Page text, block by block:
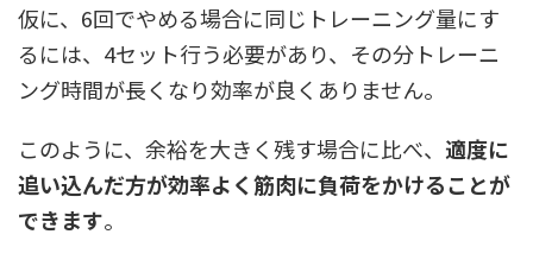
仮に、6回でやめる場合に同じトレーニング量にす
るには、4セット行う必要があり、その分トレーニ
ング時間が長くなり効率が良くありません。
このように、余裕を大きく残す場合に比べ、 適度に
追い込んだ方が効率よく筋肉に負荷をかけることが
できます。